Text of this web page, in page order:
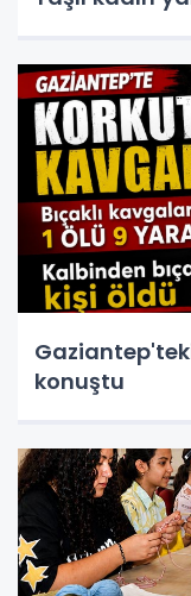
konuştu